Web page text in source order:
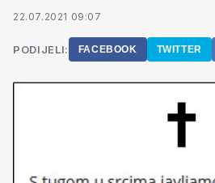
22.07.2021 09:07
PODIJELI: FACEBOOK TWITTER